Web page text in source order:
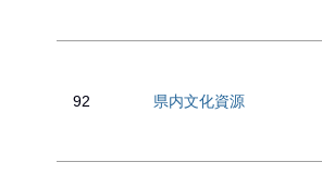
92 県内文化資源